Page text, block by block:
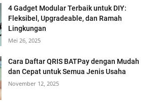
4 Gadget Modular Terbaik untuk DIY:
Fleksibel, Upgradeable, dan Ramah
Lingkungan
Mei 26, 2025
Cara Daftar QRIS BATPay dengan Mudah
dan Cepat untuk Semua Jenis Usaha
November 12, 2025